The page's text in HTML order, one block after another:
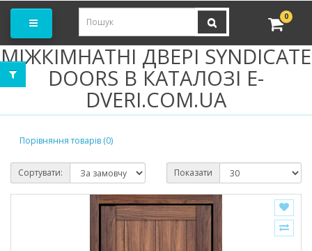
0
МІЖКІМНАТНІ ДВЕРІ SYNDICATE
DOORS В КАТАЛОЗІ E-
DVERI.COM.UA
Порівняння товарів (0)
Сортувати: Показати